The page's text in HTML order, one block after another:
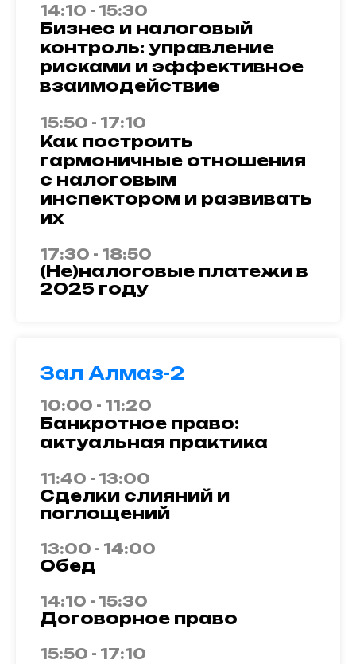
14:10 - 15:30
Бизнес и налоговый
контроль: управление
рисками и эффективное
взаимодействие
15:50 - 17:10
Как построить
гармоничные отношения
с налоговым
инспектором и развивать
их
17:30 - 18:50
(Не)налоговые платежи в
2025 году
Зал Алмаз-2
10:00 - 11:20
Банкротное право:
актуальная практика
11:40 - 13:00
Сделки слияний и
поглощений
13:00 - 14:00
Обед
14:10 - 15:30
Договорное право
15:50 - 17:10